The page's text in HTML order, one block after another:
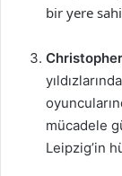
bir yere
mücadele
Leipzig’in